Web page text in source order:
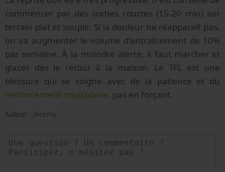
commencer par des sorties courtes (15-20 min) sur
terrain plat et souple. Si la douleur ne réapparaît pas,
on va augmenter le volume d'entraînement de 10%
par semaine. À la moindre alerte, il faut marcher et
glacer dès le retour à la maison. Le TFL est une
blessure qui se soigne avec de la patience et du
renforcement musculaire, pas en forçant.
Auteur : Jeremy